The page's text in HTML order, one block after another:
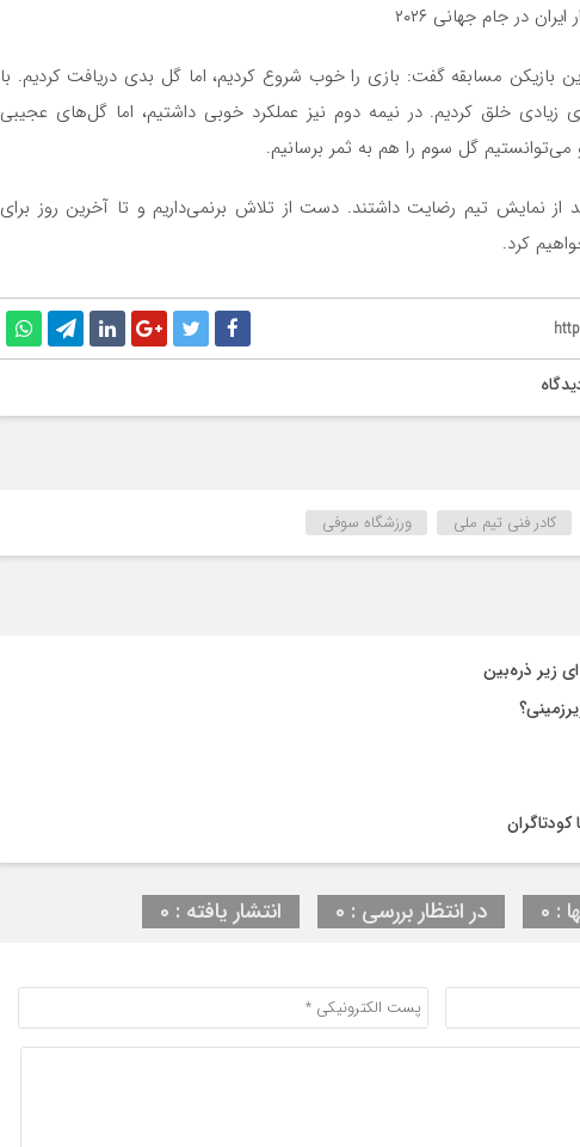
بازیکن مسابقه گفت: بازی را خوب شروع کردیم، اما گل بدی دریافت کردیم. با
خلق کردیم. در نیمه دوم نیز عملکرد خوبی داشتیم، اما گل‌های عجیبی
گل سوم را هم به ثمر برسانیم.
از نمایش تیم رضایت داشتند. دست از تلاش برنمی‌داریم و تا آخرین روز برای
کرد.
کادر فنی تیم ملی ورزشگاه سوفی
زیر ذره‌بین
0 در انتظار بررسی : 0 انتشار یافته : 0